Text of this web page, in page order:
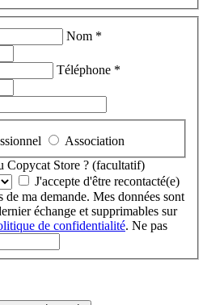
Nom *
Téléphone *
Association
Copycat Store ? (facultatif)
J'accepte d'être recontacté(e)
ma demande. Mes données sont
de confidentialité. Ne pas